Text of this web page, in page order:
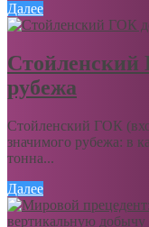
Далее
Стойленский
рубежа
Стойленский ГОК
значимого рубежа: в
тонна...
Далее